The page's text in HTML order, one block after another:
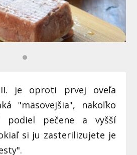
je oproti prvej oveľa
"mäsovejšia", nakoľko
podiel pečene a vyšší
si ju zasterilizujete je